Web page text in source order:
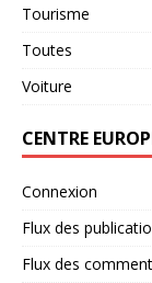
Tourisme
Toutes
Voiture
CENTRE
Connexion
Flux des
Flux des